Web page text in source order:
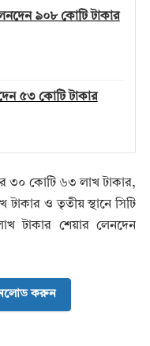
৯০৮ কোটি টাকার
৫৩ কোটি টাকার
৩০ কোটি ৬৩ লাখ টাকার,
টাকার ও তৃতীয় স্থানে সিটি
টাকার শেয়ার লেনদেন
করুন